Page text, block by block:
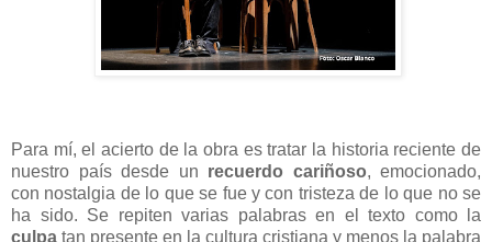
Para mí, el acierto de la obra es tratar la historia reciente de
nuestro país desde un recuerdo cariñoso, emocionado,
con nostalgia de lo que se fue y con tristeza de lo que no se
ha sido. Se repiten varias palabras en el texto como la
culpa tan presente en la cultura cristiana y menos la palabra